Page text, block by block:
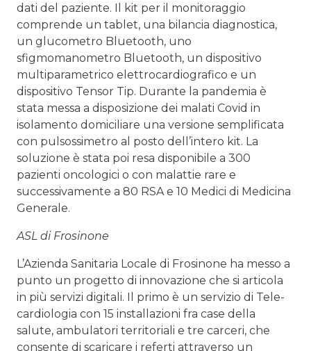
dati del paziente. Il kit per il monitoraggio
comprende un tablet, una bilancia diagnostica,
un glucometro Bluetooth, uno
sfigmomanometro Bluetooth, un dispositivo
multiparametrico elettrocardiografico e un
dispositivo Tensor Tip. Durante la pandemia è
stata messa a disposizione dei malati Covid in
isolamento domiciliare una versione semplificata
con pulsossimetro al posto dell’intero kit. La
soluzione è stata poi resa disponibile a 300
pazienti oncologici o con malattie rare e
successivamente a 80 RSA e 10 Medici di Medicina
Generale.
ASL di Frosinone
L’Azienda Sanitaria Locale di Frosinone ha messo a
punto un progetto di innovazione che si articola
in più servizi digitali. Il primo è un servizio di Tele-
cardiologia con 15 installazioni fra case della
salute, ambulatori territoriali e tre carceri, che
consente di scaricare i referti attraverso un